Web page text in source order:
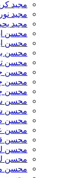
مجید کریم زاده
مجید نوری
مجید یحیایی
محسن ابراری
محسن ابراهیم
محسن بهمنی
محسن تاجیک
محسن جعفری
محسن چاوشی
محسن چاوشی و
محسن سالم
محسن شاه
محسن صالحی
محسن علیزاده
محسن قمی
محسن لرد
محسن لرد و
محسن محبوبی